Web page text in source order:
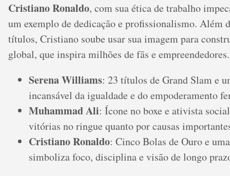
Cristiano Ronaldo, com sua ética de trabalho
um exemplo de dedicação e profissionalismo. Além
títulos, Cristiano soube usar sua imagem para
global, que inspira milhões de fãs e empreendedores.
Serena Williams: 23 títulos de Grand Slam e
incansável da igualdade e do empoderamento
Muhammad Ali: Ícone no boxe e ativista
vitórias no ringue quanto por causas
Cristiano Ronaldo: Cinco Bolas de Ouro e
simboliza foco, disciplina e visão de longo